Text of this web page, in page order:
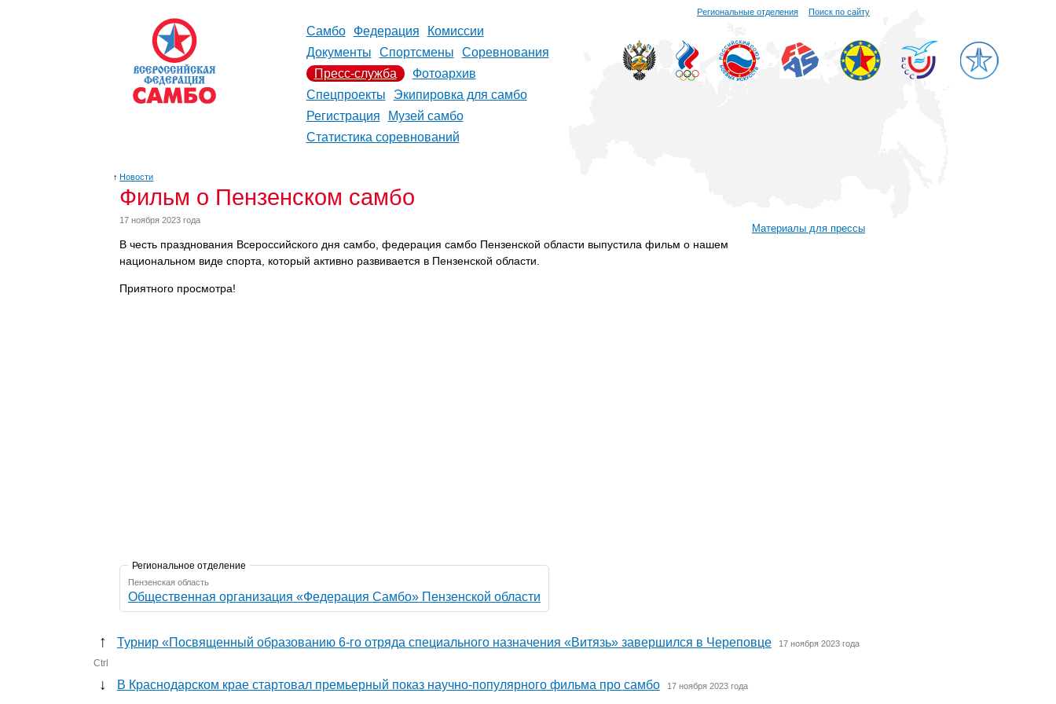
Региональные отделения Поиск по сайту
Самбо Федерация
Комиссии
Документы
Спортсмены
Соревнования
Пресс-служба
Фотоархив
Спецпроекты
Экипировка для самбо
Регистрация
Музей самбо
Статистика соревнований
↑ Новости
Фильм о Пензенском самбо
17 ноября 2023 года
В честь празднования Всероссийского дня самбо, федерация самбо Пензенской области выпустила фильм о нашем
национальном виде спорта, который активно развивается в Пензенской области.
Приятного просмотра!
Региональное отделение
Пензенская область
Общественная организация «Федерация Самбо» Пензенской области
↑ Турнир «Посвященный образованию 6-го отряда специального назначения «Витязь» завершился в Череповце 17 ноября 2023 года
Ctrl
↓ В Краснодарском крае стартовал премьерный показ научно-популярного фильма про самбо 17 ноября 2023 года
Материалы для прессы